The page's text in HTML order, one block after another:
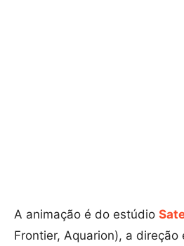
A animação é do estúdio
Frontier, Aquarion), a direção